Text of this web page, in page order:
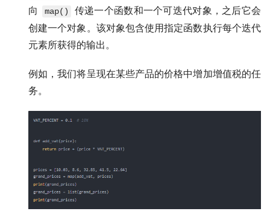
向
map()
传递一个函数和一个可迭代对象，之后它会
创建一个对象。该对象包含使用指定函数执行每个迭代
元素所获得的输出。
例如，我们将呈现在某些产品的价格中增加增值税的任
务。